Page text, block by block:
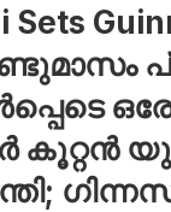
Sets
കൂറ്റന്‍